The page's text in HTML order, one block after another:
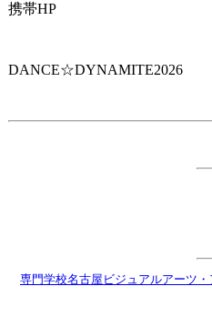
携帯HP
DANCE☆DYNAMITE2026
専門学校名古屋ビジュアルアーツ・